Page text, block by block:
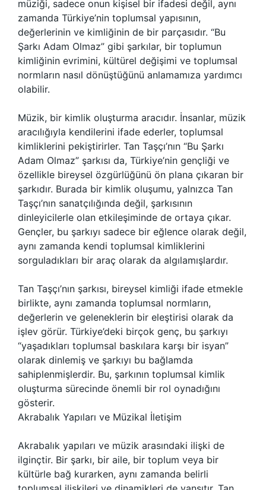
müziği, sadece onun kişisel bir ifadesi değil, aynı
zamanda Türkiye’nin toplumsal yapısının,
değerlerinin ve kimliğinin de bir parçasıdır. “Bu
Şarkı Adam Olmaz” gibi şarkılar, bir toplumun
kimliğinin evrimini, kültürel değişimi ve toplumsal
normların nasıl dönüştüğünü anlamamıza yardımcı
olabilir.
Müzik, bir kimlik oluşturma aracıdır. İnsanlar, müzik
aracılığıyla kendilerini ifade ederler, toplumsal
kimliklerini pekiştirirler. Tan Taşçı’nın “Bu Şarkı
Adam Olmaz” şarkısı da, Türkiye’nin gençliği ve
özellikle bireysel özgürlüğünü ön plana çıkaran bir
şarkıdır. Burada bir kimlik oluşumu, yalnızca Tan
Taşçı’nın sanatçılığında değil, şarkısının
dinleyicilerle olan etkileşiminde de ortaya çıkar.
Gençler, bu şarkıyı sadece bir eğlence olarak değil,
aynı zamanda kendi toplumsal kimliklerini
sorguladıkları bir araç olarak da algılamışlardır.
Tan Taşçı’nın şarkısı, bireysel kimliği ifade etmekle
birlikte, aynı zamanda toplumsal normların,
değerlerin ve geleneklerin bir eleştirisi olarak da
işlev görür. Türkiye’deki birçok genç, bu şarkıyı
“yaşadıkları toplumsal baskılara karşı bir isyan”
olarak dinlemiş ve şarkıyı bu bağlamda
sahiplenmişlerdir. Bu, şarkının toplumsal kimlik
oluşturma sürecinde önemli bir rol oynadığını
gösterir.
Akrabalık Yapıları ve Müzikal İletişim
Akrabalık yapıları ve müzik arasındaki ilişki de
ilginçtir. Bir şarkı, bir aile, bir toplum veya bir
kültürle bağ kurarken, aynı zamanda belirli